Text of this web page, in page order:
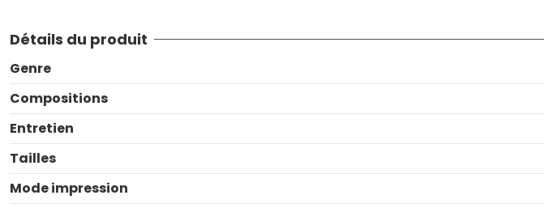
Détails du produit
Genre
Compositions
Entretien
Tailles
Mode impression